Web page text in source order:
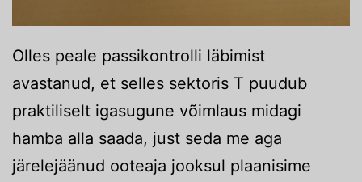
Olles peale passikontrolli läbimist
avastanud, et selles sektoris T puudub
praktiliselt igasugune võimlaus midagi
hamba alla saada, just seda me aga
järelejäänud ooteaja jooksul plaanisime